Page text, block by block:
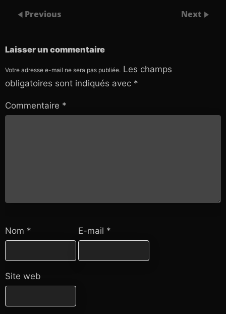
Previous Next
Laisser un commentaire
Votre adresse e-mail ne sera pas publiée. Les champs
obligatoires sont indiqués avec *
Commentaire *
Nom * E-mail *
Site web